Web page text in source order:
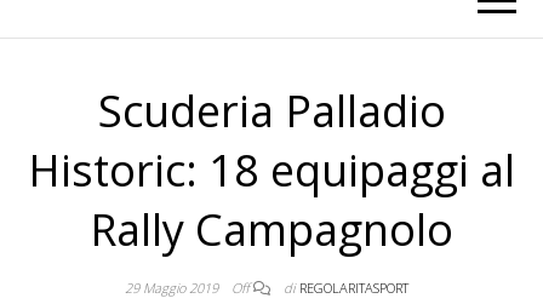
Scuderia Palladio
Historic: 18 equipaggi al
Rally Campagnolo
29 Maggio 2019 Off di REGOLARITASPORT